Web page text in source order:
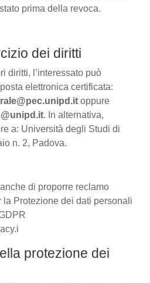
prima della revoca.
dei diritti
diritti, l’interessato può
elettronica certificata:
oppure
. In alternativa,
a: Università degli Studi di
n. 2, Padova.
di proporre reclamo
la Protezione dei dati personali
protezione dei